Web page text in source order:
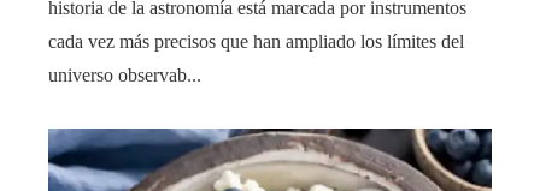
historia de la astronomía está marcada por instrumentos
cada vez más precisos que han ampliado los límites del
universo observab...